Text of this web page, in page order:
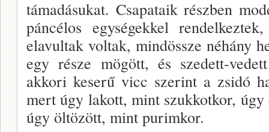
támadásukat. Csapataik részben
páncélos egységekkel
elavultak voltak, mindössze néhány
egy része mögött, és szedett-
akkori keserű vicc szerint a zsidó
mert úgy lakott, mint szukkotkor, úgy
úgy öltözött, mint purimkor.